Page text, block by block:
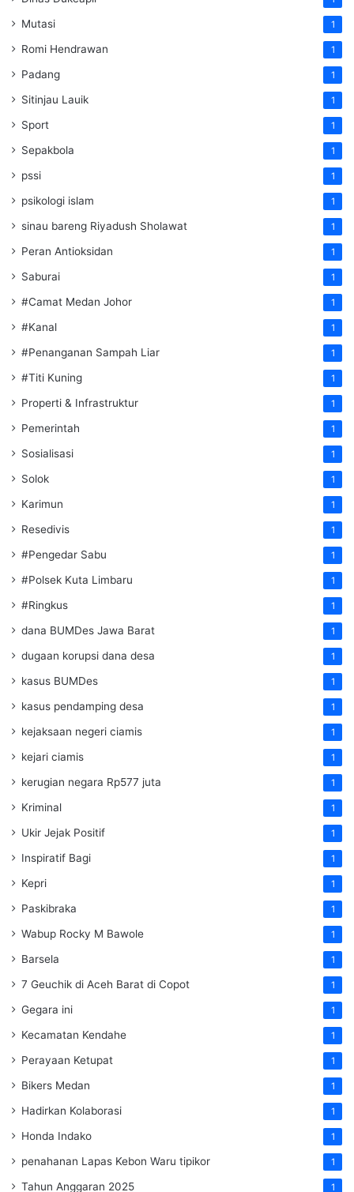
Mutasi 1
Romi Hendrawan 1
Padang 1
Sitinjau Lauik 1
Sport 1
Sepakbola 1
pssi 1
psikologi islam 1
sinau bareng Riyadush Sholawat 1
Peran Antioksidan 1
Saburai 1
#Camat Medan Johor 1
#Kanal 1
#Penanganan Sampah Liar 1
#Titi Kuning 1
Properti & Infrastruktur 1
Pemerintah 1
Sosialisasi 1
Solok 1
Karimun 1
Resedivis 1
#Pengedar Sabu 1
#Polsek Kuta Limbaru 1
#Ringkus 1
dana BUMDes Jawa Barat 1
dugaan korupsi dana desa 1
kasus BUMDes 1
kasus pendamping desa 1
kejaksaan negeri ciamis 1
kejari ciamis 1
kerugian negara Rp577 juta 1
Kriminal 1
Ukir Jejak Positif 1
Inspiratif Bagi 1
Kepri 1
Paskibraka 1
Wabup Rocky M Bawole 1
Barsela 1
7 Geuchik di Aceh Barat di Copot 1
Gegara ini 1
Kecamatan Kendahe 1
Perayaan Ketupat 1
Bikers Medan 1
Hadirkan Kolaborasi 1
Honda Indako 1
penahanan Lapas Kebon Waru tipikor 1
Tahun Anggaran 2025 1